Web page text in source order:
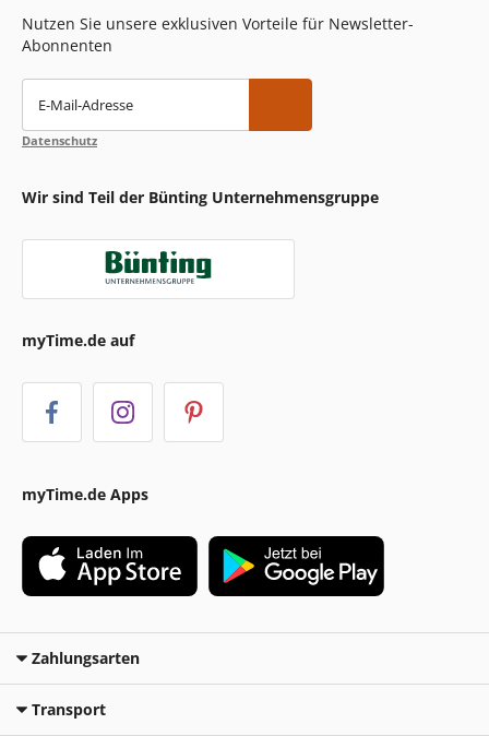
Nutzen Sie unsere exklusiven Vorteile für Newsletter-
Abonnenten
E-Mail-Adresse
Datenschutz
Wir sind Teil der Bünting Unternehmensgruppe
myTime.de auf
myTime.de Apps
Zahlungsarten
Transport